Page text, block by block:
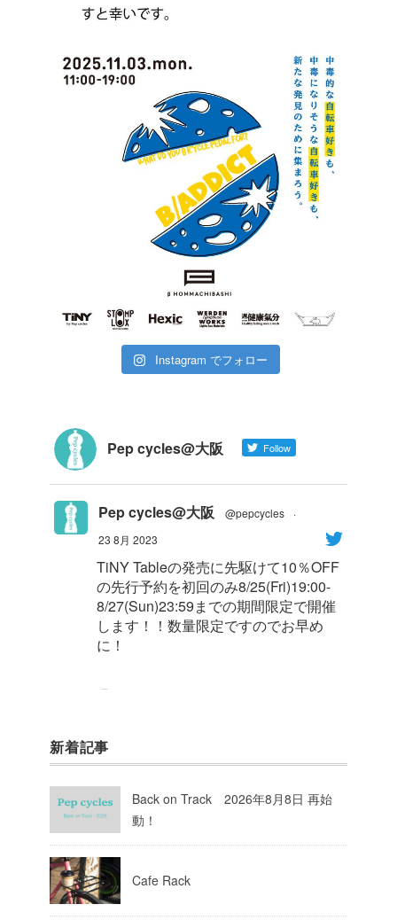
Instagram でフォロー
Pep cycles@大阪 Follow
Pep cycles@大阪 @pepcycles
·
23 8月 2023
TiNY Tableの発売に先駆けて10％OFF
の先行予約を初回のみ8/25(Fri)19:00-
8/27(Sun)23:59までの期間限定で開催
します！！数量限定ですのでお早め
に！
Pep cycles@大阪
今週はお知らせがいっぱいあるのでチ
ェックしてて下さいね！
新着記事
Back on Track 2026年8月8日 再始
動！
Cafe Rack